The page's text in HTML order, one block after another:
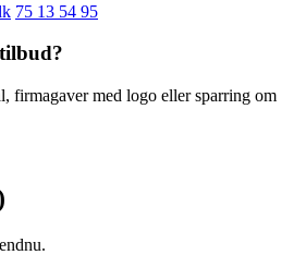
75 13 54 95
firmagaver med logo eller sparring om